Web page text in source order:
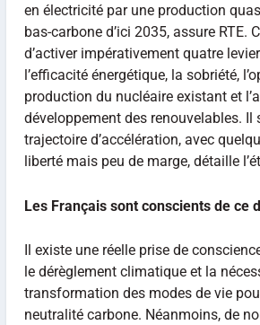
en électricité par une production
bas-carbone d’ici 2035, assure RTE.
d’activer impérativement quatre
l’efficacité énergétique, la sobriété,
production du nucléaire existant et
développement des renouvelables. Il
trajectoire d’accélération, avec
liberté mais peu de marge, détaille
Les Français sont conscients de ce
Il existe une réelle prise de
le dérèglement climatique et la
transformation des modes de vie
neutralité carbone. Néanmoins, de